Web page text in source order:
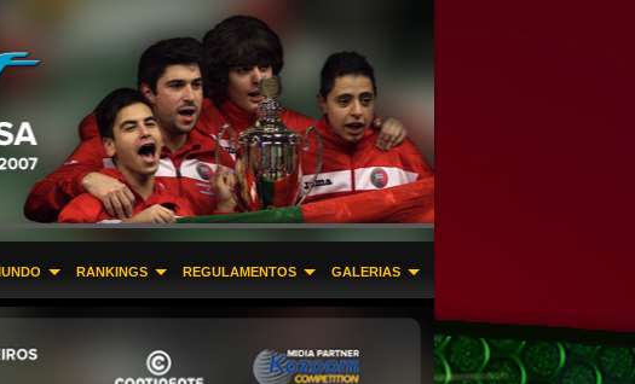
RANKINGS REGULAMENTOS GALERIAS